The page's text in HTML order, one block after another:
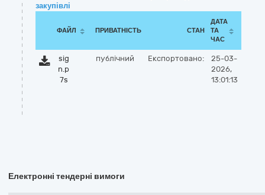
закупівлі
ФАЙЛ ПРИВАТНІСТЬ СТАН
ДАТА
ТА
ЧАС
sig
n.p
7s
публічний Експортовано:
25-03-
2026,
13:01:13
Електронні тендерні вимоги